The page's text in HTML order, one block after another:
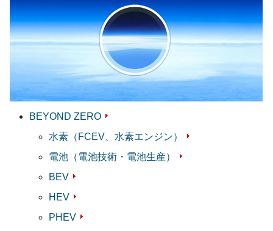
BEYOND ZERO
水素（FCEV、水素エンジン）
電池（電池技術・電池生産）
BEV
HEV
PHEV